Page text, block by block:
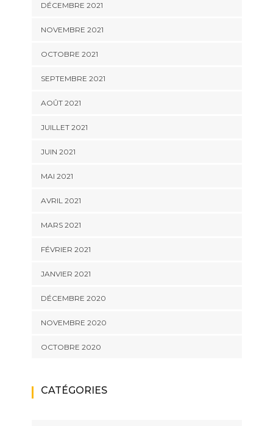
DÉCEMBRE 2021
NOVEMBRE 2021
OCTOBRE 2021
SEPTEMBRE 2021
AOÛT 2021
JUILLET 2021
JUIN 2021
MAI 2021
AVRIL 2021
MARS 2021
FÉVRIER 2021
JANVIER 2021
DÉCEMBRE 2020
NOVEMBRE 2020
OCTOBRE 2020
CATÉGORIES